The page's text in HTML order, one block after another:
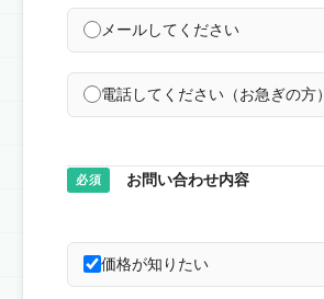
メールしてください
電話してください（お急ぎの方）
必須 お問い合わせ内容
価格が知りたい